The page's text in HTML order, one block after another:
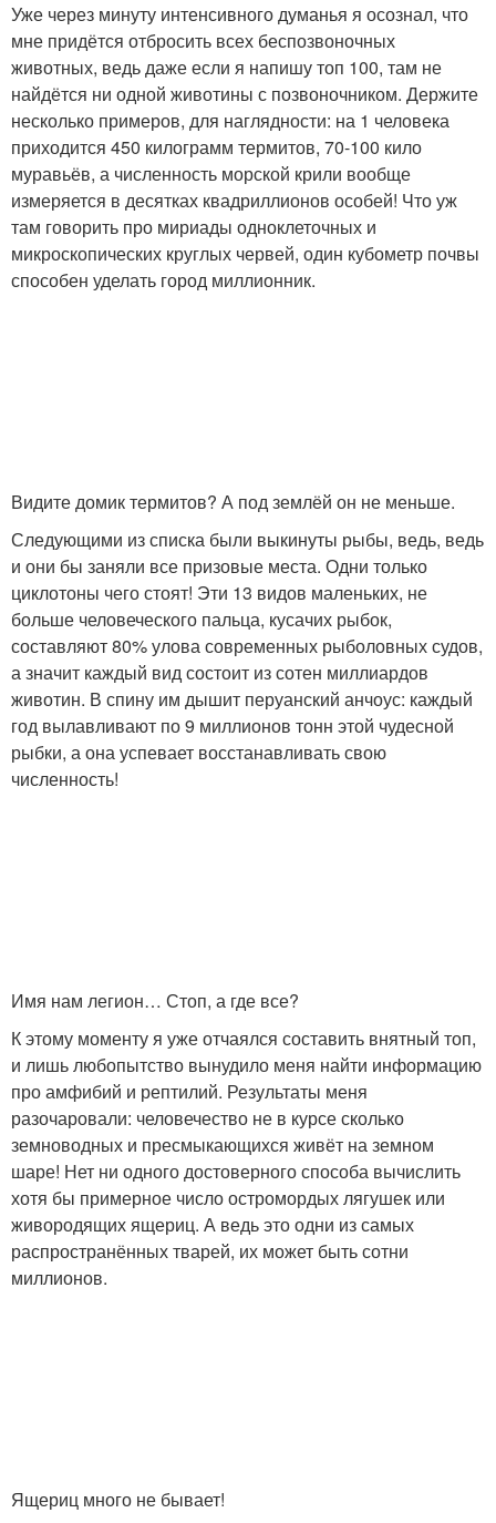
Уже через минуту интенсивного думанья я осознал, что
мне придётся отбросить всех беспозвоночных
животных, ведь даже если я напишу топ 100, там не
найдётся ни одной животины с позвоночником. Держите
несколько примеров, для наглядности: на 1 человека
приходится 450 килограмм термитов, 70-100 кило
муравьёв, а численность морской крили вообще
измеряется в десятках квадриллионов особей! Что уж
там говорить про мириады одноклеточных и
микроскопических круглых червей, один кубометр почвы
способен уделать город миллионник.
Видите домик термитов? А под землёй он не меньше.
Следующими из списка были выкинуты рыбы, ведь, ведь
и они бы заняли все призовые места. Одни только
циклотоны чего стоят! Эти 13 видов маленьких, не
больше человеческого пальца, кусачих рыбок,
составляют 80% улова современных рыболовных судов,
а значит каждый вид состоит из сотен миллиардов
животин. В спину им дышит перуанский анчоус: каждый
год вылавливают по 9 миллионов тонн этой чудесной
рыбки, а она успевает восстанавливать свою
численность!
Имя нам легион… Стоп, а где все?
К этому моменту я уже отчаялся составить внятный топ,
и лишь любопытство вынудило меня найти информацию
про амфибий и рептилий. Результаты меня
разочаровали: человечество не в курсе сколько
земноводных и пресмыкающихся живёт на земном
шаре! Нет ни одного достоверного способа вычислить
хотя бы примерное число остромордых лягушек или
живородящих ящериц. А ведь это одни из самых
распространённых тварей, их может быть сотни
миллионов.
Ящериц много не бывает!